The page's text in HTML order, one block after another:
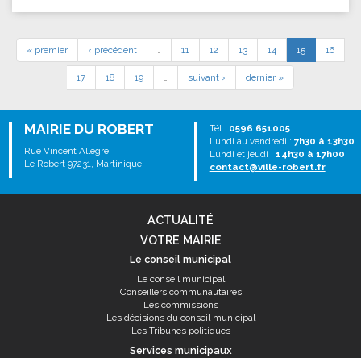
« premier ‹ précédent … 11 12 13 14 15 16
17 18 19 … suivant › dernier »
MAIRIE DU ROBERT
Rue Vincent Allègre,
Le Robert 97231, Martinique
Tél : 0596 651005
Lundi au vendredi : 7h30 à 13h30
Lundi et jeudi : 14h30 à 17h00
contact@ville-robert.fr
ACTUALITÉ
VOTRE MAIRIE
Le conseil municipal
Le conseil municipal
Conseillers communautaires
Les commissions
Les décisions du conseil municipal
Les Tribunes politiques
Services municipaux